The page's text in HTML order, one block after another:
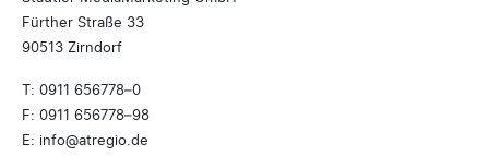
Fürther Straße 33
90513 Zirndorf
T: 0911 656778–0
F: 0911 656778–98
E: info atregio. de